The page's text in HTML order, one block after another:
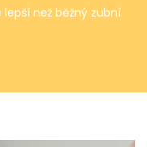
než běžný zubní